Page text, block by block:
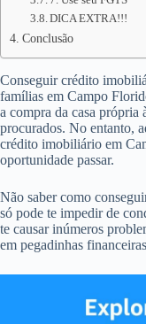
DICA EXTRA!!!
Conclusão
Conseguir crédito
famílias em Campo
a compra da casa própria
procurados. No entanto,
crédito imobiliário em
oportunidade passar.
Não saber como
só pode te impedir de
te causar inúmeros
em pegadinhas